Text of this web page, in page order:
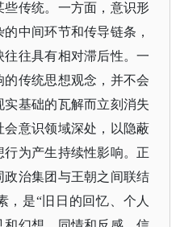
传统。一方面，意识形
中间环节和传导链条，
往具有相对滞后性。一
传统思想观念，并不会
基础的瓦解而立刻消失
意识领域深处，以隐蔽
为产生持续性影响。正
治集团与王朝之间联结
，是“旧日的回忆、个人